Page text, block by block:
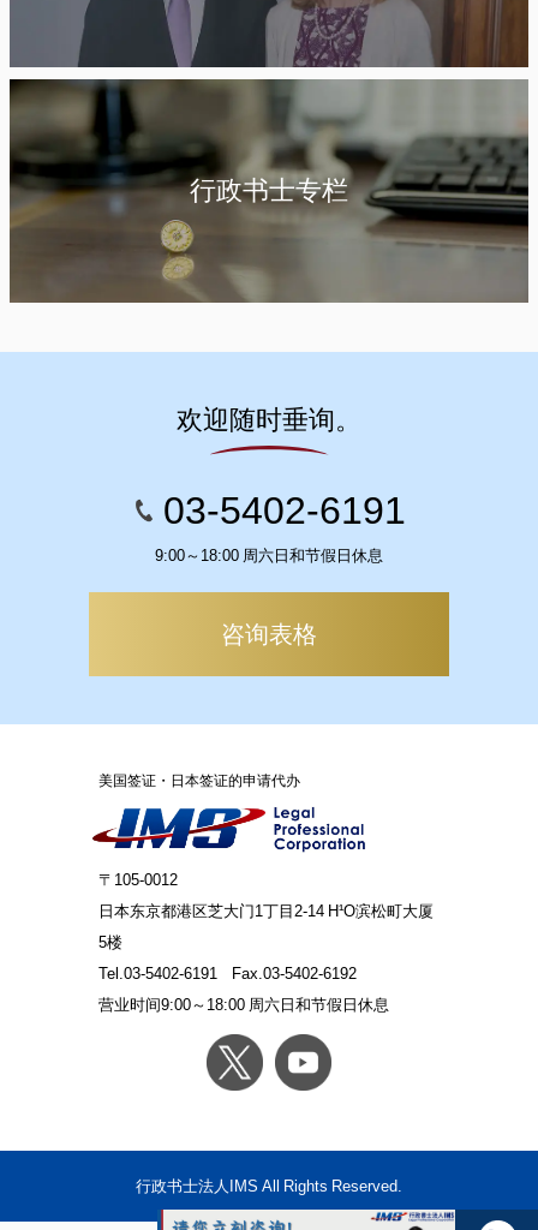
行政书士专栏
欢迎随时垂询。
03-5402-6191
9:00～18:00 周六日和节假日休息
咨询表格
美国签证・日本签证的申请代办
〒105-0012
日本东京都港区芝大门1丁目2-14 H¹O滨松町大厦
5楼
Tel.03-5402-6191
Fax.03-5402-6192
营业时间9:00～18:00 周六日和节假日休息
行政书士法人IMS All Rights Reserved.